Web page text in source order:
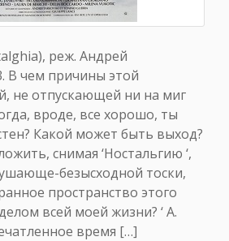
реж. Андрей
В чем причины этой
не отпускающей ни на миг
вроде, все хорошо, ты
Какой может быть выход?
снимая ‘Ностальгию ‘,
безысходной тоски,
пространство этого
всей моей жизни? ‘ А.
время […]